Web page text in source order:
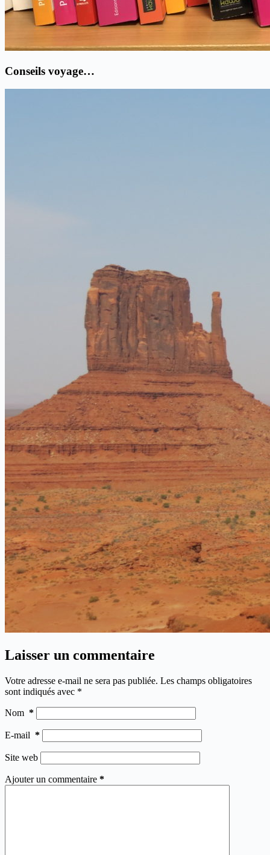
Conseils voyage…
Laisser un commentaire
Votre adresse e-mail ne sera pas publiée. Les champs obligatoires
sont indiqués avec *
Nom *
E-mail *
Site web
Ajouter un commentaire *